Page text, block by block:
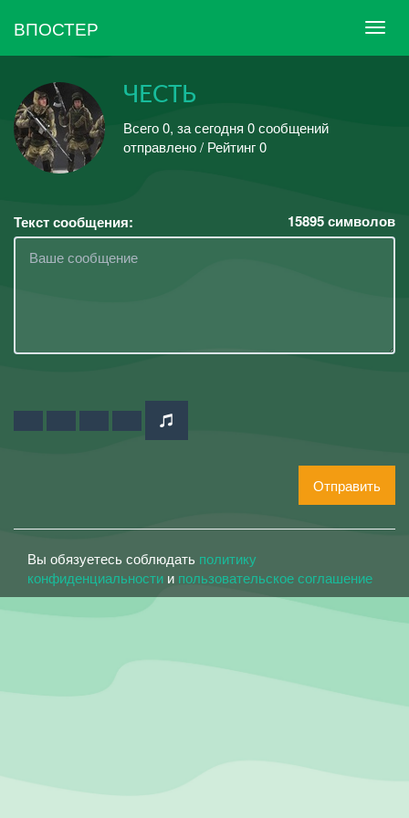
ВПОСТЕР
ЧЕСТЬ
Всего 0, за сегодня 0 сообщений
отправлено / Рейтинг 0
Текст сообщения: 15895символов
Отправить
Вы обязуетесь соблюдать политику
конфиденциальности и пользовательское соглашение